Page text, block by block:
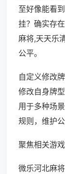
至好像能看
挂？确实存
麻将,天天乐
公平。
自定义修改
修改自身牌
用于多种场
规则，维护公
聚焦相关游
微乐河北麻